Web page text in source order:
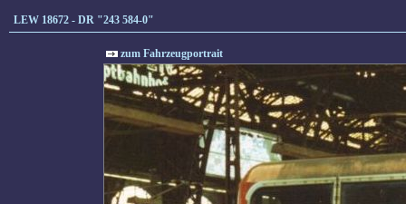
LEW 18672 - DR "243 584-0"
zum Fahrzeugportrait